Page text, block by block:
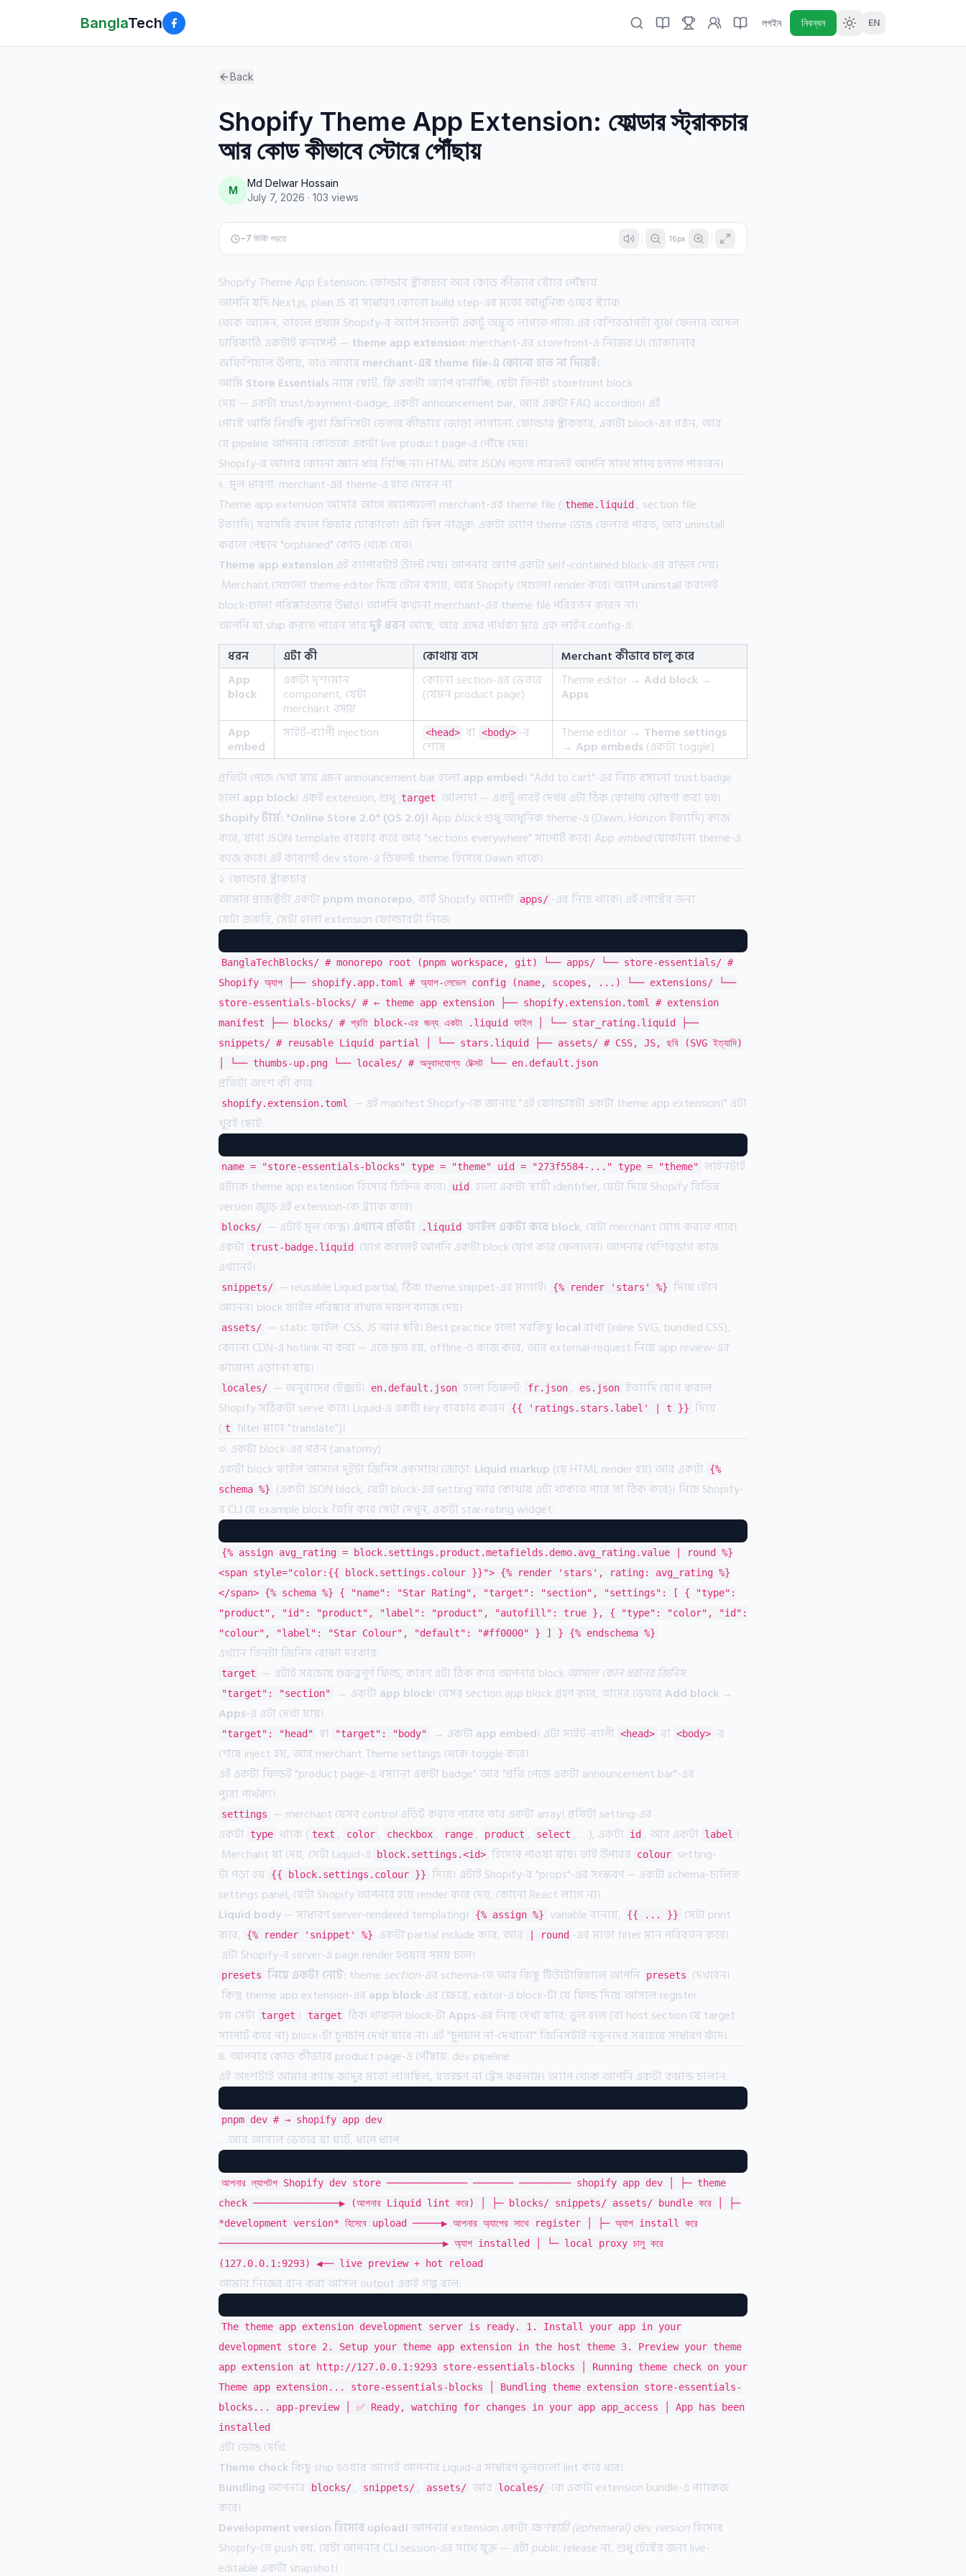
BanglaTech লগইন নিবন্ধন EN
Back
Shopify Theme App Extension: ফোল্ডার স্ট্রাকচার
আর কোড কীভাবে স্টোরে পৌঁছায়
M
Md Delwar Hossain
July 7, 2026 · 103 views
~7 মিনিট পড়তে 16px
Shopify Theme App Extension: ফোল্ডার স্ট্রাকচার আর কোড কীভাবে স্টোরে পৌঁছায়
আপনি যদি Next.js, plain JS বা সাধারণ কোনো build step-এর মতো আধুনিক ওয়েব স্ট্যাক
থেকে আসেন, তাহলে প্রথমে Shopify-র অ্যাপ মডেলটা একটু অদ্ভুত লাগতে পারে। এর বেশিরভাগটা বুঝে ফেলার আসল
চাবিকাঠি একটাই কনসেপ্ট — theme app extension: merchant-এর storefront-এ নিজের UI ঢোকানোর
অফিশিয়াল উপায়, তাও আবারmerchant-এর theme file-এ কোনো হাত না দিয়েই।
আমিStore Essentialsনামে ছোট, ফ্রি একটা অ্যাপ বানাচ্ছি, যেটা তিনটা storefront block
দেয় — একটা trust/payment-badge, একটা announcement bar, আর একটা FAQ accordion। এই
পোস্টে আমি লিখছি পুরো জিনিসটা ভেতরে কীভাবে জোড়া লাগানো: ফোল্ডার স্ট্রাকচার, একটা block-এর গঠন, আর
যে pipeline আপনার কোডকে একটা live product page-এ পৌঁছে দেয়।
Shopify-র আগের কোনো জ্ঞান ধরে নিচ্ছি না। HTML আর JSON পড়তে পারলেই আপনি সাথে সাথে চলতে পারবেন।
১. মূল ধারণা: merchant-এর theme-এ হাত দেবেন না
Theme app extension আসার আগে অ্যাপগুলো merchant-এর theme file ( theme.liquid , section file
ইত্যাদি) সরাসরি বদলে ফিচার ঢোকাতো। এটা ছিল নাজুক: একটা অ্যাপ theme ভেঙে ফেলতে পারত, আর uninstall
করলে পেছনে "orphaned" কোড থেকে যেত।
Theme app extension এই ব্যাপারটাই উল্টে দেয়। আপনার অ্যাপ একটা self-contained block-এর বান্ডল দেয়।
Merchant সেগুলো theme editor দিয়ে টেনে বসায়, আর Shopify সেগুলো render করে। অ্যাপ uninstall করলেই
block-গুলো পরিষ্কারভাবে উধাও। আপনি কখনো merchant-এর theme file পরিবর্তন করেন না।
আপনি যা ship করতে পারেন তারদুই ধরনআছে, আর এদের পার্থক্য মাত্র এক লাইন config-এ:
ধরন
এটা কী কোথায় বসে
Merchant কীভাবে চালু করে
App
block
একটা দৃশ্যমান
component, যেটা
merchant বসায়
কোনো section-এর ভেতরে
(যেমন product page)
Theme editor → Add block →
Apps
App
embed
সাইট-ব্যাপী injection <head> বা <body> -র
শেষে
Theme editor → Theme settings
→ App embeds (একটা toggle)
প্রতিটা পেজে দেখা যায় এমন announcement bar হলোapp embed। "Add to cart"-এর নিচে বসানো trust badge
হলোapp block। একই extension, শুধু target আলাদা — একটু পরেই দেখব এটা ঠিক কোথায় ঘোষণা করা হয়।
Shopify টার্ম: "Online Store 2.0" (OS 2.0)। App blockশুধু আধুনিক theme-এ (Dawn, Horizon ইত্যাদি) কাজ
করে, যারা JSON template ব্যবহার করে আর "sections everywhere" সাপোর্ট করে। App embedযেকোনো theme-এ
কাজ করে। এই কারণেই dev store-এ ডিফল্ট theme হিসেবে Dawn থাকে।
২. ফোল্ডার স্ট্রাকচার
আমার প্রজেক্টটা একটাpnpm monorepo, তাই Shopify অ্যাপটা apps/ -এর নিচে থাকে। এই পোস্টের জন্য
যেটা জরুরি, সেটা হলো extension ফোল্ডারটা নিজে:
BanglaTechBlocks/ # monorepo root (pnpm workspace, git) └── apps/ └── store-essentials/ #
Shopify অ্যাপ ├── shopify.app.toml # অ্যাপ-লেভেল config (name, scopes, ...) └── extensions/ └──
store-essentials-blocks/ # ← theme app extension ├── shopify.extension.toml # extension
manifest ├── blocks/ # প্রতি block-এর জন্য একটা .liquid ফাইল │ └── star_rating.liquid ├──
snippets/ # reusable Liquid partial │ └── stars.liquid ├── assets/ # CSS, JS, ছবি (SVG ইত্যাদি)
│ └── thumbs-up.png └── locales/ # অনুবাদযোগ্য টেক্সট └── en.default.json
প্রতিটা অংশ কী করে:
shopify.extension.toml
— এই manifest Shopify-কে জানায় "এই ফোল্ডারটা একটা theme app extension।" এটা
খুবই ছোট:
name = "store-essentials-blocks" type = "theme" uid = "273f5584-..." type = "theme" লাইনটাই
এটাকে theme app extension হিসেবে চিহ্নিত করে।
uid
হলো একটা স্থায়ী identifier, যেটা দিয়ে Shopify বিভিন্ন
version জুড়ে এই extension-কে ট্র্যাক করে।
blocks/ — এটাই মূল কেন্দ্র। এখানে প্রতিটা .liquid ফাইল একটা করে block, যেটা merchant যোগ করতে পারে।
একটা trust-badge.liquid
যোগ করলেই আপনি একটা block যোগ করে ফেললেন। আপনার বেশিরভাগ কাজ
এখানেই।
snippets/ — reusable Liquid partial, ঠিক theme snippet-এর মতোই। {% render 'stars' %} দিয়ে টেনে
আনেন। block ফাইল পরিষ্কার রাখতে দারুণ কাজে দেয়।
assets/ — static ফাইল: CSS, JS আর ছবি। Best practice হলো সবকিছুlocalরাখা (inline SVG, bundled CSS),
কোনো CDN-এ hotlink না করা — এতে দ্রুত হয়, offline-ও কাজ করে, আর external-request নিয়ে app review-এর
ঝামেলা এড়ানো যায়।
locales/ — অনুবাদের টেক্সট। en.default.json হলো ডিফল্ট; fr.json , es.json ইত্যাদি যোগ করলে
Shopify সঠিকটা serve করে। Liquid-এ একটা key ব্যবহার করেন {{ 'ratings.stars.label' | t }} দিয়ে
( t
filter মানে "translate")।
৩. একটা block-এর গঠন (anatomy)
একটা block ফাইল আসলে দুইটা জিনিস একসাথে জোড়া: Liquid markup (যে HTML render হয়) আর একটা {%
schema %}
(একটা JSON block, যেটা block-এর setting আর কোথায় এটা থাকতে পারে তা ঠিক করে)। নিচে Shopify-
র CLI যে example block তৈরি করে সেটা দেখুন, একটা star-rating widget:
{% assign avg_rating = block.settings.product.metafields.demo.avg_rating.value | round %}
<span style="color:{{ block.settings.colour }}"> {% render 'stars', rating: avg_rating %}
</span> {% schema %} { "name": "Star Rating", "target": "section", "settings": [ { "type":
"product", "id": "product", "label": "product", "autofill": true }, { "type": "color", "id":
"colour", "label": "Star Colour", "default": "#ff0000" } ] } {% endschema %}
এখানে তিনটা জিনিস বোঝা দরকার:
target — এটাই সবচেয়ে গুরুত্বপূর্ণ ফিল্ড, কারণ এটা ঠিক করে আপনার block আসলে কোন ধরনের জিনিস:
"target": "section" → একটাapp block। যেসব section app block গ্রহণ করে, তাদের ভেতরেAdd block →
Apps-এ এটা দেখা যায়।
"target": "head" বা "target": "body" → একটাapp embed। এটা সাইট-ব্যাপী <head> বা <body> -র
শেষে inject হয়, আর merchant Theme settings থেকে toggle করে।
এই একটা ফিল্ডই "product page-এ বসানো একটা badge" আর "প্রতি পেজে একটা announcement bar"-এর
পুরো পার্থক্য।
settings
— merchant যেসব control এডিট করতে পারবে তার একটা array। প্রতিটা setting-এর
একটা type থাকে ( text , color , checkbox , range , product , select , …), একটা id , আর একটা label ।
Merchant যা দেয়, সেটা Liquid-এ
block.settings.<id> হিসেবে পাওয়া যায়। তাই উপরের colour setting-
টা পড়া হয় {{ block.settings.colour }} দিয়ে। এটাই Shopify-র "props"-এর সংস্করণ — একটা schema-চালিত
settings panel, যেটা Shopify আপনার হয়ে render করে দেয়, কোনো React লাগে না।
Liquid body— সাধারণ server-rendered templating। {% assign %} variable বানায়, {{ ... }}
সেটা print
করে,
{% render 'snippet' %} একটা partial include করে, আর | round -এর মতো filter মান পরিবর্তন করে।
এটা Shopify-র server-এ page render হওয়ার সময় চলে।
presets নিয়ে একটা নোট: theme section-এর schema-তে আর কিছু টিউটোরিয়ালে আপনি presets
দেখবেন।
কিন্তু theme app extension-এরapp block-এর ক্ষেত্রে, editor-এ block-টা যে ফিল্ড দিয়ে আসলে register
হয় সেটা target । target ঠিক থাকলে block-টাApps-এর নিচে দেখা যাবে; ভুল হলে (বা host section যে target
সাপোর্ট করে না) block-টা চুপচাপ দেখা যাবে না। এই "চুপচাপ না-দেখানো" জিনিসটাই নতুনদের সবচেয়ে সাধারণ ফাঁদ।
৪. আপনার কোড কীভাবে product page-এ পৌঁছায়: dev pipeline
এই অংশটাই আমার কাছে জাদুর মতো লাগছিল, যতক্ষণ না ট্রেস করলাম। অ্যাপ থেকে আপনি একটা কমান্ড চালান:
pnpm dev # → shopify app dev
…আর আসলে ভেতরে যা ঘটে, ধাপে ধাপে:
আপনার ল্যাপটপ Shopify dev store ────────────── ─────── ───────── shopify app dev │ ├─ theme
check ───────────────▶ (আপনার Liquid lint করে) │ ├─ blocks/ snippets/ assets/ bundle করে │ ├─
*development version* হিসেবে upload ─────▶ আপনার অ্যাপের সাথে register │ ├─ অ্যাপ install করে
───────────────────────────────────────▶ অ্যাপ installed │ └─ local proxy চালু করে
(127.0.0.1:9293) ◀── live preview + hot reload
আমার নিজের রান করা আসল output একই গল্প বলে:
The theme app extension development server is ready. 1. Install your app in your
development store 2. Setup your theme app extension in the host theme 3. Preview your theme
app extension at http://127.0.0.1:9293 store-essentials-blocks │ Running theme check on your
Theme app extension... store-essentials-blocks │ Bundling theme extension store-essentials-
blocks... app-preview │ ✅ Ready, watching for changes in your app app_access │ App has been
installed
এটা ভেঙে দেখি:
Theme checkকিছু ship হওয়ার আগেই আপনার Liquid-এ সাধারণ ভুলগুলো lint করে ধরে।
Bundlingআপনার blocks/ , snippets/ , assets/ আর locales/ -কে একটা extension bundle-এ প্যাকেজ
করে।
Development version হিসেবে upload।আপনার extension একটা ক্ষণস্থায়ী (ephemeral) dev versionহিসেবে
Shopify-তে push হয়, যেটা আপনার CLI session-এর সাথে যুক্ত — এটা public release না, শুধু টেস্টের জন্য live-
editable একটা snapshot।